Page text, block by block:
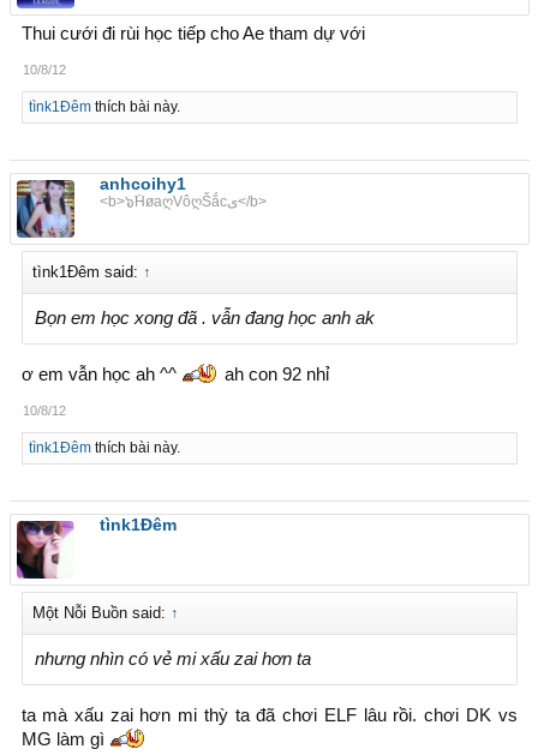
Thui cưới đi rùi học tiếp cho Ae tham dự với
10/8/12
tìnk1Đêmthích bài này.
anhcoihy1
<b>๖ۜHøaღVôღŠắcى</b>
tìnk1Đêm said: ↑
Bọn em học xong đã . vẫn đang học anh ak
ơ em vẫn học ah ^^ ah con 92 nhỉ
10/8/12
tìnk1Đêmthích bài này.
tìnk1Đêm
Một Nỗi Buồn said: ↑
nhưng nhìn có vẻ mi xấu zai hơn ta
ta mà xấu zai hơn mi thỳ ta đã chơi ELF lâu rồi. chơi DK vs
MG làm gì